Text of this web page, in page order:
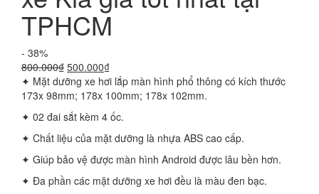
TPHCM
- 38%
800.000₫ Giá
gốc
là:
800.000₫.
500.000₫Giá
hiện
tại
là:
500.000₫.
✦ Mặt dưỡng xe hơi lắp màn hình phổ thông có kích thước
173x 98mm; 178x 100mm; 178x 102mm.
✦ 02 đai sắt kèm 4 ốc.
✦ Chất liệu của mặt dưỡng là nhựa ABS cao cấp.
✦ Giúp bảo vệ được màn hình Android được lâu bền hơn.
✦ Đa phần các mặt dưỡng xe hơi đều là màu đen bạc.